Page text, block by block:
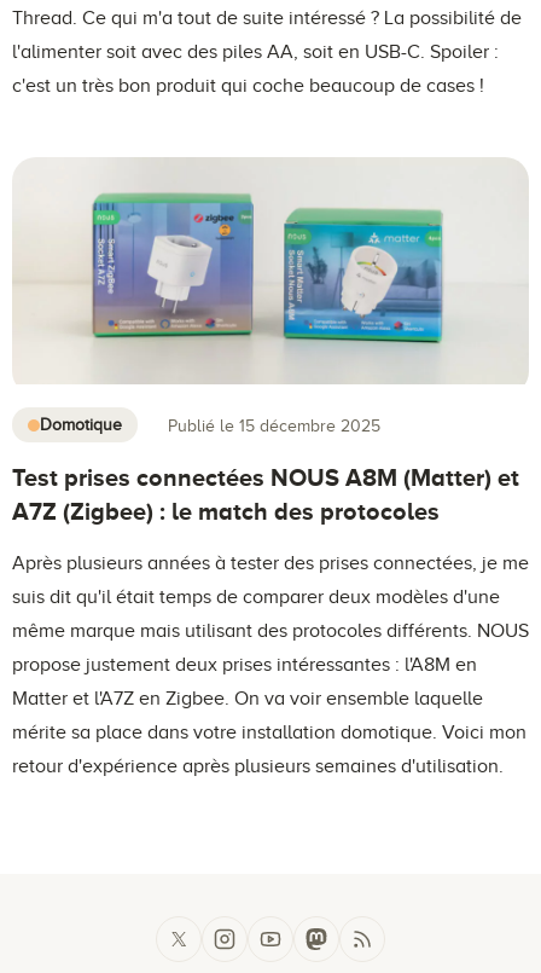
Thread. Ce qui m'a tout de suite intéressé ? La possibilité de
l'alimenter soit avec des piles AA, soit en USB-C. Spoiler :
c'est un très bon produit qui coche beaucoup de cases !
Domotique Publié le 15 décembre 2025
Test prises connectées NOUS A8M (Matter) et
A7Z (Zigbee) : le match des protocoles
Après plusieurs années à tester des prises connectées, je me
suis dit qu'il était temps de comparer deux modèles d'une
même marque mais utilisant des protocoles différents. NOUS
propose justement deux prises intéressantes : l'A8M en
Matter et l'A7Z en Zigbee. On va voir ensemble laquelle
mérite sa place dans votre installation domotique. Voici mon
retour d'expérience après plusieurs semaines d'utilisation.